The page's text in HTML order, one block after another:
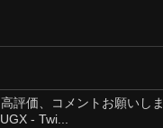
評価、コメントお願いし
- Twi...